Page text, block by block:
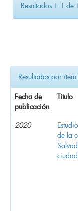
Resultados 1-1 de 1.
Resultados por ítem:
Fecha de
publicación
Título
2020
de la